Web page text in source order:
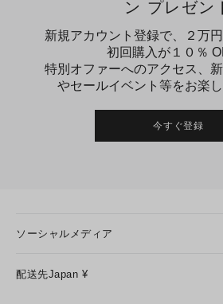
ン プレゼン
新規アカウント登録で、２万
初回購入が１０％
特別オファーへのアクセス、
やセールイベント等をお楽し
今すぐ登録
ソーシャルメディア
配送先Japan ¥